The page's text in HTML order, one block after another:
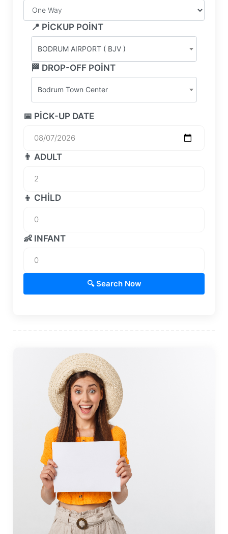
📍 PICKUP POINT
BODRUM AIRPORT ( BJV )
🏁 DROP-OFF POINT
Bodrum Town Center
📅 PICK-UP DATE
👨 ADULT
👦 CHILD
👶 INFANT
🔍 Search Now